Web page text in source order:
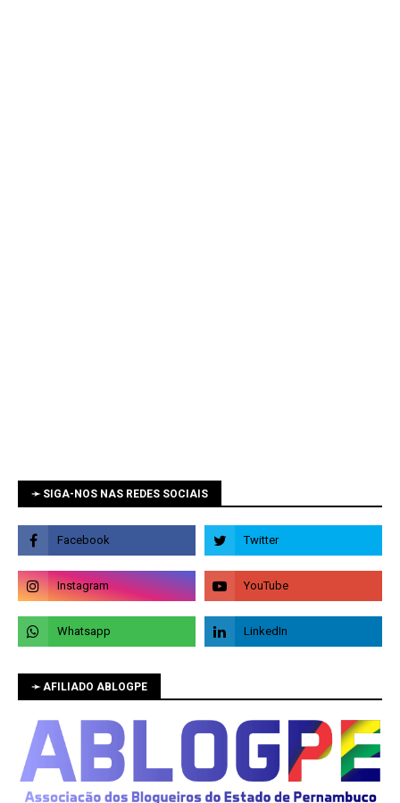
➛ SIGA-NOS NAS REDES SOCIAIS
➛ AFILIADO ABLOGPE